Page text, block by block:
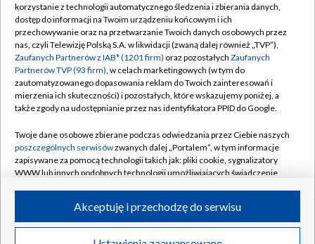
TVP
Abonament TVP
Emisja w TVP
Centrum informacji TVP
Naziemna Telewizja Cyfrowa
Rada Programowa
System NOS
Informacje o nadawcy
Program dla prasy
Regulamin TVP
Polityka prywatności
Moje zgody
Pomoc
Kontakt
Kanały
©2026 Telewizja Polska S.A. w likwidacji
korzystanie z technologii automatycznego śledzenia i zbierania danych,
dostęp do informacji na Twoim urządzeniu końcowym i ich
przechowywanie oraz na przetwarzanie Twoich danych osobowych przez
nas, czyli Telewizję Polską S.A. w likwidacji (zwaną dalej również „TVP”),
Zaufanych Partnerów z IAB* (1201 firm) oraz pozostałych Zaufanych
Partnerów TVP (93 firm), w celach marketingowych (w tym do
zautomatyzowanego dopasowania reklam do Twoich zainteresowań i
mierzenia ich skuteczności) i pozostałych, które wskazujemy poniżej, a
także zgody na udostępnianie przez nas identyfikatora PPID do Google.
Twoje dane osobowe zbierane podczas odwiedzania przez Ciebie naszych
poszczególnych serwisówzwanych dalej „Portalem”, w tym informacje
zapisywane za pomocą technologii takich jak: pliki cookie, sygnalizatory
WWW lub innych podobnych technologii umożliwiających świadczenie
ruchu w Internecie.
Twoje dane osobowe zbierane podczas odwiedzania przez Ciebie
Akceptuję i przechodzę do serwisu